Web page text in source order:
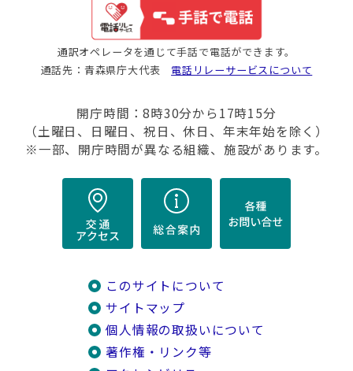
通訳オペレータを通じて手話で電話ができます。
通話先：青森県庁大代表 電話リレーサービスについて
開庁時間：8時30分から17時15分
（土曜日、日曜日、祝日、休日、年末年始を除く）
※一部、開庁時間が異なる組織、施設があります。
このサイトについて
サイトマップ
個人情報の取扱いについて
著作権・リンク等